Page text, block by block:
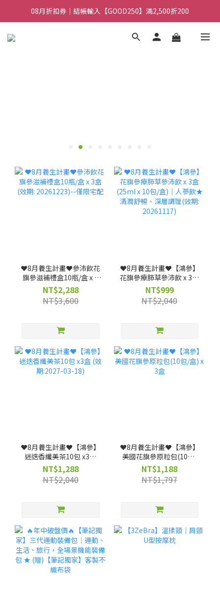
08月折扣券｜結帳輸入【GOOD100】滿1,900折100
08月折扣券｜結帳輸入【GOOD250】滿2,500折200
08月折扣券｜結帳輸入【GOOD100】滿1,900折100
❤️8月養生計畫❤️參沛飲花
旗參滋補禮盒10瓶/盒 x 3
盒 (效期: 20261223)--僅限
宅配
NT$2,288
NT$3,600
❤️8月養生計畫❤️【鴻參】
花旗參療肺草參沛飲 x 3盒
(25ml x 10包/盒)｜人蔘飲
★清潤舒暢、深層調理(效
期: 20261117)
NT$999
NT$2,040
❤️8月養生計畫❤️【鴻參】
迷迭香纖美茶10包 x3盒
(效期:2027-03-18)
NT$1,288
NT$2,040
❤️8月養生計畫❤️【鴻參】
美國花旗參原粒包(10包/
盒) x 3盒
NT$1,188
NT$1,797